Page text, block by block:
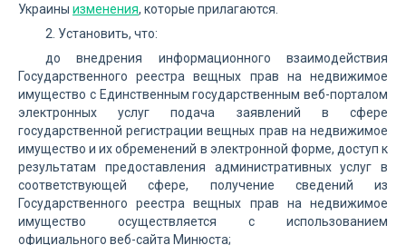
Украины изменения, которые прилагаются.
2. Установить, что:
до внедрения информационного взаимодействия
Государственного реестра вещных прав на недвижимое
имущество с Единственным государственным веб-порталом
электронных услуг подача заявлений в сфере
государственной регистрации вещных прав на недвижимое
имущество и их обременений в электронной форме, доступ к
результатам предоставления административных услуг в
соответствующей сфере, получение сведений из
Государственного реестра вещных прав на недвижимое
имущество осуществляется с использованием
официального веб-сайта Минюста;